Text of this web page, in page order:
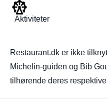
Aktiviteter
Restaurant.dk er ikke
Michelin-guiden og Bib
tilhørende deres